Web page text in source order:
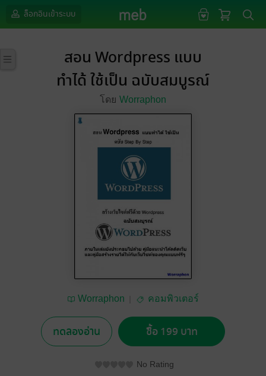
ล็อกอินเข้าระบบ
สอน Wordpress แบบ
ทำได้ ใช้เป็น ฉบับสมบูรณ์
โดย Worraphon
Worraphon คอมพิวเตอร์
ทดลองอ่าน ซื้อ 199 บาท
No Rating